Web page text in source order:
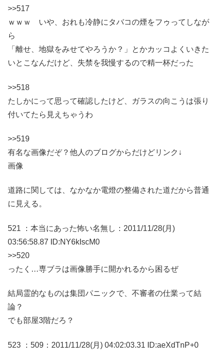
>>517
ｗｗｗ いや、おれも冷静にタバコの煙をフゥってしなが
ら
「離せ、地獄をみせてやろうか？」とかカッコよくいきた
いとこなんだけど、失禁を我慢するので精一杯だった
>>518
たしかにって思って確認したけど、ガラスの向こうは張り
付いてたら見えちゃうわ
>>519
有名な画像だぞ？他人のブログからだけどリンク↓
画像
道路に関しては、なかなか電燈の整備された道だから普通
に見える。
521 ：本当にあった怖い名無し：2011/11/28(月)
03:56:58.87 ID:NY6kIscM0
>>520
ったく…専ブラは画像勝手に開かれるから困るぜ
結局霊的なものは集団パニックで、不審者の仕業って結
論？
でも部屋3階だろ？
523 ：509：2011/11/28(月) 04:02:03.31 ID:aeXdTnP+0